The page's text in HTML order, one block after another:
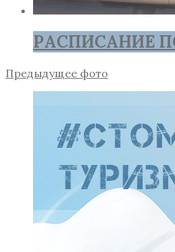
РАСПИСАНИЕ
Предыдущее фото